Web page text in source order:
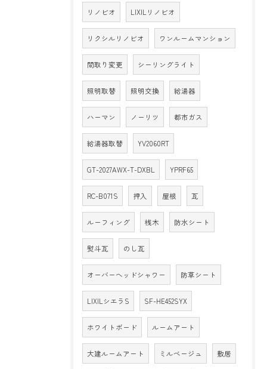
リノビオ LIXILリノビオ
リクシルリノビオ ワンルームマンション
間取り変更 シーリングライト
照明取替 照明交換 給湯器
ハーマン ノーリツ 都市ガス
給湯器取替 YV2060RT
GT-2027AWX-T-DXBL YPRF65
RC-B071S 押入 屋根 瓦
ルーフィング 桟木 防水シート
熨斗瓦 のし瓦
オーバーヘッドシャワー 防草シート
LIXILシエラS SF-HE452SYX
ホワイトボード ルームアート
大建ルームアート ミルベージュ 敷居